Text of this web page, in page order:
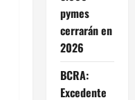
pymes
cerrarán en
2026
BCRA:
Excedente